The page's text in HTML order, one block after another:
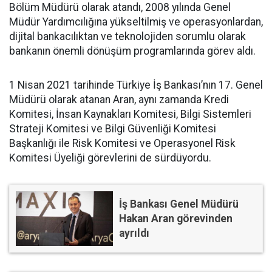
Bölüm Müdürü olarak atandı, 2008 yılında Genel
Müdür Yardımcılığına yükseltilmiş ve operasyonlardan,
dijital bankacılıktan ve teknolojiden sorumlu olarak
bankanın önemli dönüşüm programlarında görev aldı.
1 Nisan 2021 tarihinde Türkiye İş Bankası’nın 17. Genel
Müdürü olarak atanan Aran, aynı zamanda Kredi
Komitesi, İnsan Kaynakları Komitesi, Bilgi Sistemleri
Strateji Komitesi ve Bilgi Güvenliği Komitesi
Başkanlığı ile Risk Komitesi ve Operasyonel Risk
Komitesi Üyeliği görevlerini de sürdüyordu.
İş Bankası Genel Müdürü
Hakan Aran görevinden
ayrıldı